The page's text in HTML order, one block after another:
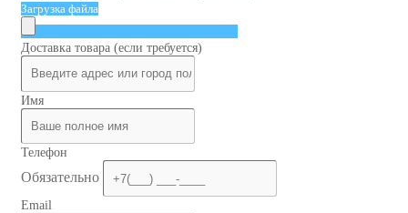
Загрузка файла
Доставка товара (если требуется)
Имя
Телефон
Обязательно
Email